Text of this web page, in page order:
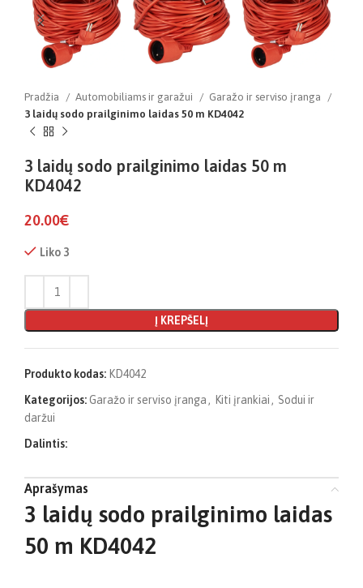
Pradžia Automobiliams ir garažui
Garažo ir serviso įranga
3 laidų sodo prailginimo laidas 50 m KD4042
3 laidų sodo prailginimo laidas 50 m
KD4042
20.00€
Liko 3
Į KREPŠELĮ
Produkto kodas: KD4042
Kategorijos:Garažo ir serviso įranga, Kiti įrankiai, Sodui ir
daržui
Dalintis:
Aprašymas
3 laidų sodo prailginimo laidas
50 m KD4042